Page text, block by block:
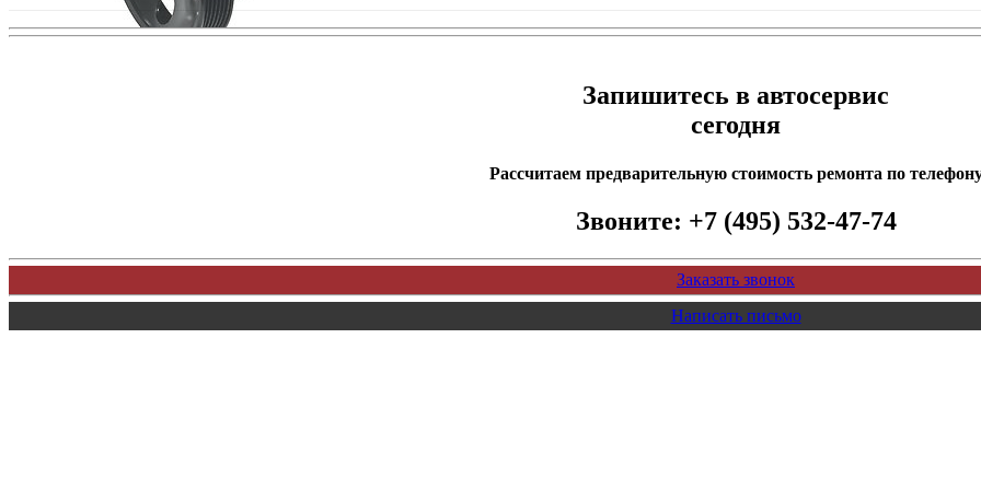
Запишитесь в автосервис
сегодня
Рассчитаем предварительную стоимость ремонта по
Звоните: +7 (495) 532-47-74
Заказать звонок
Написать письмо